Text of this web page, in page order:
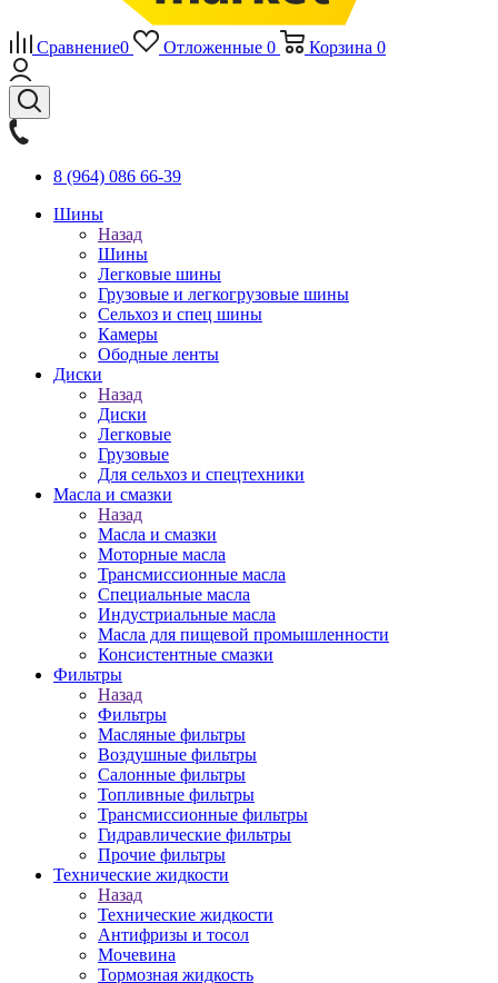
Сравнение0 Отложенные 0 Корзина 0
8 (964) 086 66-39
Шины
Назад
Шины
Легковые шины
Грузовые и легкогрузовые шины
Сельхоз и спец шины
Камеры
Ободные ленты
Диски
Назад
Диски
Легковые
Грузовые
Для сельхоз и спецтехники
Масла и смазки
Назад
Масла и смазки
Моторные масла
Трансмиссионные масла
Специальные масла
Индустриальные масла
Масла для пищевой промышленности
Консистентные смазки
Фильтры
Назад
Фильтры
Масляные фильтры
Воздушные фильтры
Салонные фильтры
Топливные фильтры
Трансмиссионные фильтры
Гидравлические фильтры
Прочие фильтры
Технические жидкости
Назад
Технические жидкости
Антифризы и тосол
Мочевина
Тормозная жидкость